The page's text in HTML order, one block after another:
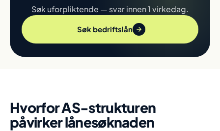
Søk uforpliktende — svar innen 1 virkedag.
Søk bedriftslån
Hvorfor AS-strukturen
påvirker lånesøknaden